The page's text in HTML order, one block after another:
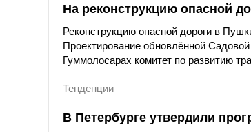
На реконструкцию опасной
Реконструкцию опасной дороги в
Проектирование обновлённой
Гуммолосарах комитет по развитию
Тенденции
В Петербурге утвердили